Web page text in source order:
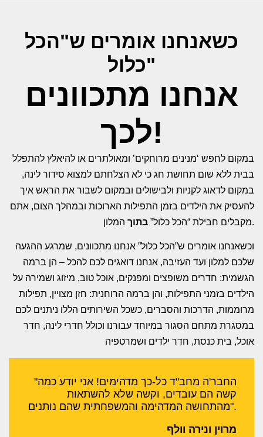
כשאנחנו אומרים ש"הכל
כלול"
אנחנו מתכוונים
לכך!
במקום לחפש ‘מנינים מרוחקים’ ומאולתרים או להיאלץ להתפלל
בבית ללא שום תחושת חג כי לא הצלחתם למצוא סידור לינה,
במקום לדאוג לקניות ולבישולים ובמקום לשבור את הראש איך
להעסיק את הילדים בזמן התפילות הארוכות ובמהלך הצום, אתם
מקבלים חבילת “הכל כלול” בתוך המלון.
וכשאנחנו אומרים ש”הכל כלול” אנחנו מתכוונים, שמרגע ההגעה
שלכם למלון ועד העזיבה, אנחנו דואגים לכם להכל – הן ברמה
הגשמית: חדרים משופצים ומפנקים, אוכל טוב, מיזוג ושמירה על
הילדים בזמני התפילות, והן ברמה הרוחנית: חזן מצויין, תפילות
מרוממות, הדרכות והסברים, כשכל השירותים הללו ניתנים לכם
במסגרת מתחם הסגור במיוחד עבורנו וכולל חדרי לינה, חדר
אוכל, בית כנסת, חדר ילדים ושמרטפיה
"החבר'ה מחב"ד כל-כך מדהימים! אני יודע כמה
קשה הם עובדים, וקשה שלא להשתאות
מהתחושה המדהימה והמשפחתית שהם נותנים".
מרוין ונירה וולף